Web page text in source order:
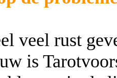
veel rust
is